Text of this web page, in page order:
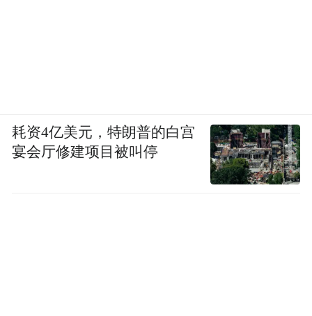
耗资4亿美元，特朗普的白宫
宴会厅修建项目被叫停